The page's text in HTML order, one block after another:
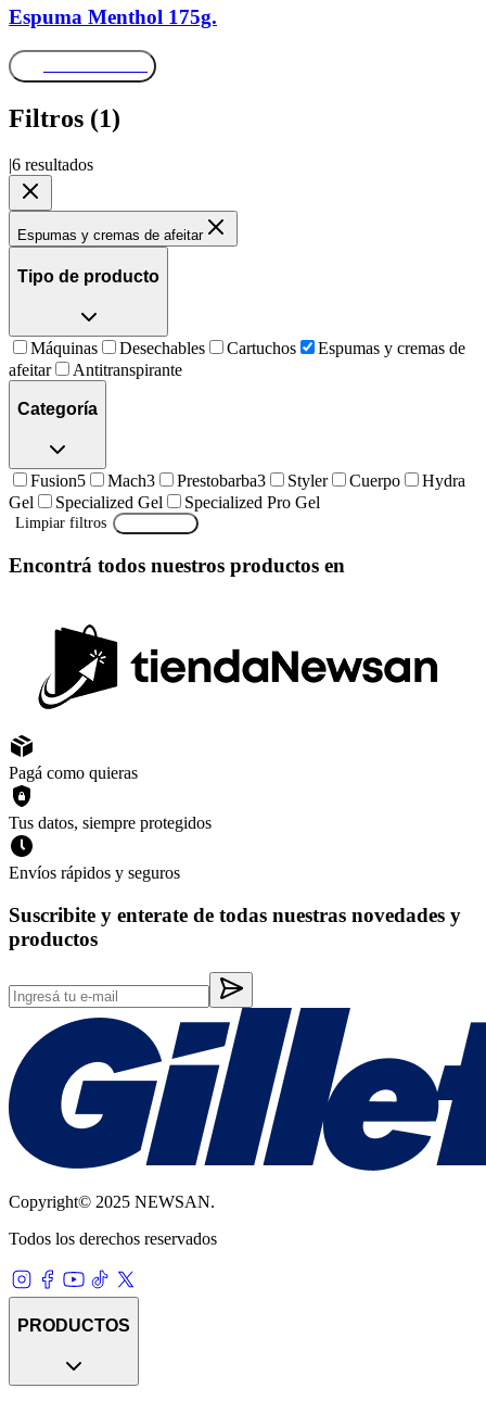
Espuma Menthol 175g.
Filtros (1)
|6 resultados
Espumas y cremas de afeitar
Tipo de producto
Máquinas Desechables Cartuchos
Espumas y cremas de
afeitar
Antitranspirante
Categoría
Fusion5 Mach3 Prestobarba3 Styler Cuerpo
Hydra
Gel
Specialized Gel Specialized Pro Gel
Limpiar filtros
Encontrá todos nuestros productos en
Pagá como quieras
Tus datos, siempre protegidos
Envíos rápidos y seguros
Suscribite y enterate de todas nuestras novedades y
productos
Copyright© 2025 NEWSAN.
Todos los derechos reservados
PRODUCTOS